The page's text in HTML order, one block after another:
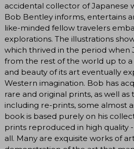
accidental collector of Japanese
Bob Bentley informs, entertains
like-minded fellow travelers
explorations. The illustrations
which thrived in the period when
from the rest of the world up to
and beauty of its art eventually
Western imagination. Bob has
rare and original prints, as well
including re-prints, some almost
book is based purely on his
prints reproduced in high quality
all. Many are exquisite works of